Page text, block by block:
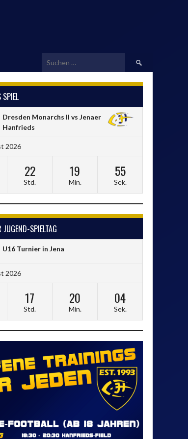
Suchen
nach:
SPIEL
Dresden Monarchs II vs Jenaer
Hanfrieds
2026
22
Std.
19
Min.
55
Sek.
JUGEND-SPIELTAG
U16 Turnier in Jena
2026
17
Std.
20
Min.
04
Sek.